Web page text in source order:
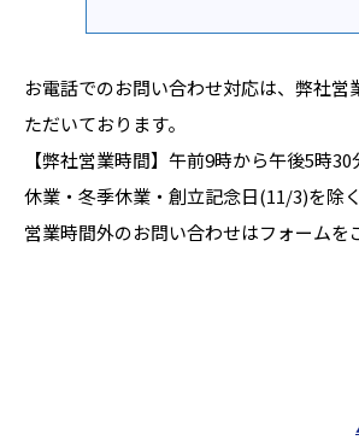
お電話でのお問い合わせ対応は、弊社営
ただいております。
【弊社営業時間】午前9時から午後5時
休業・冬季休業・創立記念日(11/3)を除く
営業時間外のお問い合わせはフォームを